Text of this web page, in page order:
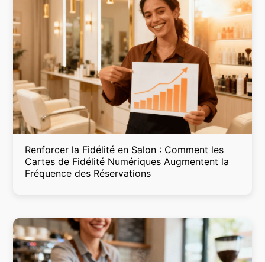
Renforcer la Fidélité en Salon : Comment les
Cartes de Fidélité Numériques Augmentent la
Fréquence des Réservations